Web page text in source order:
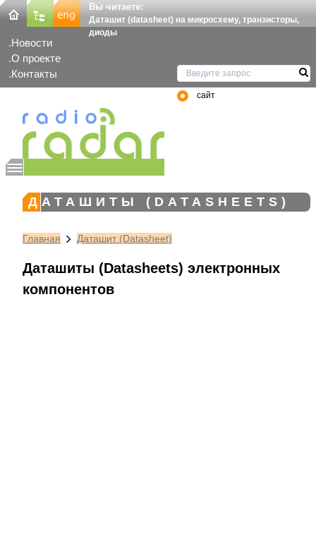
Вы читаете:
Даташит (datasheet) на микросхему, транзисторы,
диоды
Новости
О проекте
Контакты
сайт
ДАТАШИТЫ (DATASHEETS)
Главная Даташит (Datasheet)
Даташиты (Datasheets) электронных
компонентов